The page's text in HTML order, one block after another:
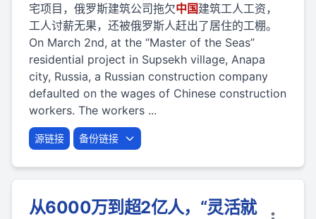
宅项目，俄罗斯建筑公司拖欠中国建筑工人工资，
工人讨薪无果，还被俄罗斯人赶出了居住的工棚。
On March 2nd, at the “Master of the Seas”
residential project in Supsekh village, Anapa
city, Russia, a Russian construction company
defaulted on the wages of Chinese construction
workers. The workers ...
源链接 备份链接
从6000万到超2亿人，“灵活就